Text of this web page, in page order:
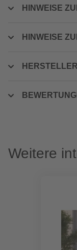
HINWEISE
HINWEISE
Weitere